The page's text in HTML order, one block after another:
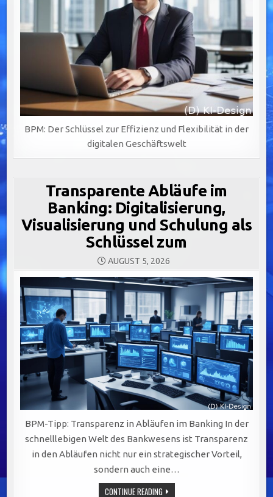
BPM: Der Schlüssel zur Effizienz und Flexibilität in der
digitalen Geschäftswelt
Transparente Abläufe im
Banking: Digitalisierung,
Visualisierung und Schulung als
Schlüssel zum
AUGUST 5, 2026
BPM-Tipp: Transparenz in Abläufen im Banking In der
schnelllebigen Welt des Bankwesens ist Transparenz
in den Abläufen nicht nur ein strategischer Vorteil,
sondern auch eine…
CONTINUE READINGTRANSPARENTE